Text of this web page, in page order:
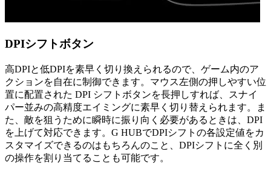
DPIシフトボタン
高DPIと低DPIを素早く切り換えられるので、ゲーム内のア
クションを自在に制御できます。マウス左側の押しやすい位
置に配置された DPI シフトボタンを長押しすれば、スナイ
パー並みの高精度エイミングに素早く切り替えられます。ま
た、敵を狙うために瞬時に振り向く必要があるときは、DPI
を上げて対応できます。G HUBでDPIシフトの各設定値をカ
スタマイズできるのはもちろんのこと、DPIシフトに全く別
の操作を割り当てることも可能です。